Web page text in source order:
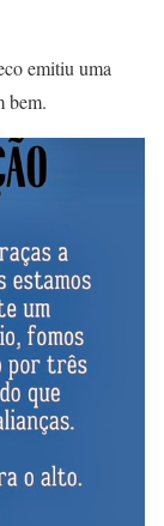
emitiu uma
bem.